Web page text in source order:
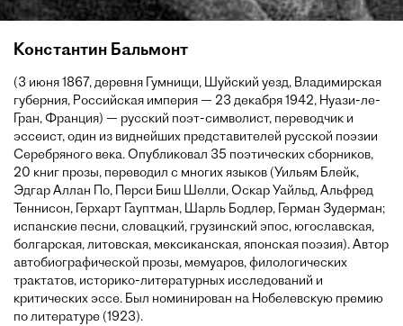
Константин Бальмонт
(3 июня 1867, деревня Гумнищи, Шуйский уезд, Владимирская
губерния, Российская империя — 23 декабря 1942, Нуази-ле-
Гран, Франция) — русский поэт-символист, переводчик и
эссеист, один из виднейших представителей русской поэзии
Серебряного века. Опубликовал 35 поэтических сборников,
20 книг прозы, переводил с многих языков (Уильям Блейк,
Эдгар Аллан По, Перси Биш Шелли, Оскар Уайльд, Альфред
Теннисон, Герхарт Гауптман, Шарль Бодлер, Герман Зудерман;
испанские песни, словацкий, грузинский эпос, югославская,
болгарская, литовская, мексиканская, японская поэзия). Автор
автобиографической прозы, мемуаров, филологических
трактатов, историко-литературных исследований и
критических эссе. Был номинирован на Нобелевскую премию
по литературе (1923).